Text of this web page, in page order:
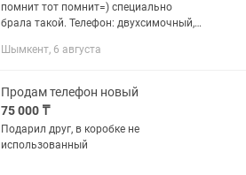
помнит тот помнит=) специально
брала такой. Телефон: двухсимочный,
телефоне есть возможность
и...
Шымкент, 6 августа
Продам телефон новый
75 000 ₸
Подарил друг, в коробке не
использованный